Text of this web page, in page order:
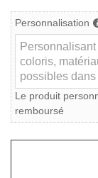
Personnalisation
Le produit
remboursé